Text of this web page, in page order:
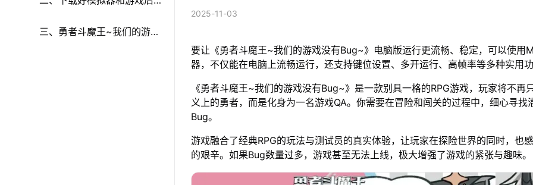
有Bug~》
再参考以下步骤进行设置：
三、勇者斗魔王~我们的游戏
2025-11-03
要让《勇者斗魔王~我们的游戏没有Bug~》电脑版运行更流畅、稳定，可以使用
器，不仅能在电脑上流畅运行，还支持键位设置、多开运行、高帧率等多种实用
《勇者斗魔王~我们的游戏没有Bug~》是一款别具一格的RPG游戏，玩家将不再
义上的勇者，而是化身为一名游戏QA。你需要在冒险和闯关的过程中，细心寻找
Bug。
游戏融合了经典RPG的玩法与测试员的真实体验，让玩家在探险世界的同时，也
的艰辛。如果Bug数量过多，游戏甚至无法上线，极大增强了游戏的紧张与趣味。